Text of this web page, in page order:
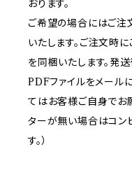
おります。
ご希望の場合にはご注
いたします。ご注文時
を同梱いたします。発
PDFファイルをメール
てはお客様ご自身でお
ターが無い場合はコン
す。）